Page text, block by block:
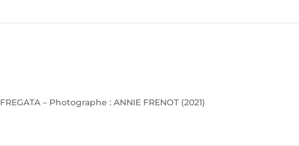
FREGATA – Photographe : ANNIE FRENOT (2021)